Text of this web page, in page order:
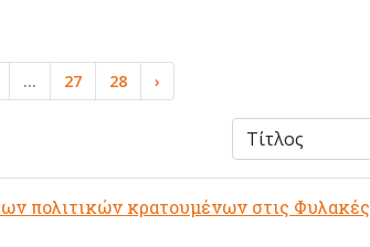
... 27 28 ›
πολιτικών κρατουμένων στις